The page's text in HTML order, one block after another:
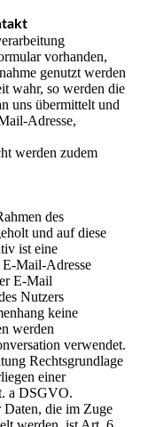
vorhanden,
genutzt werden
wahr, so werden die
uns übermittelt und
Adresse,
werden zudem
des
und auf diese
ist eine
E-Mail-Adresse
E-Mail
Nutzers
keine
werden
verwendet.
Rechtsgrundlage
einer
a DSGVO.
Daten, die im Zuge